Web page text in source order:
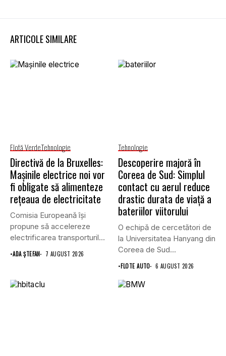
ARTICOLE SIMILARE
Flotă VerdeTehnologie
Directivă de la Bruxelles:
Mașinile electrice noi vor
fi obligate să alimenteze
rețeaua de electricitate
Comisia Europeană își
propune să accelereze
electrificarea transporturilor,
a clădirilor și a...
•ADA ȘTEFAN 7 AUGUST 2026
Tehnologie
Descoperire majoră în
Coreea de Sud: Simplul
contact cu aerul reduce
drastic durata de viață a
bateriilor viitorului
O echipă de cercetători de
la Universitatea Hanyang din
Coreea de Sud...
•FLOTE AUTO 6 AUGUST 2026